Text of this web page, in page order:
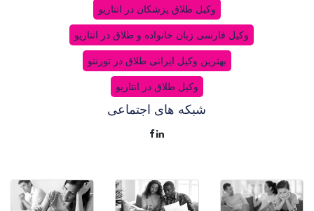
وکیل طلاق پزشکان در انتاریو
وکیل فارسی زبان خانواده و طلاق در انتاریو
بهترین وکیل ایرانی طلاق در تورنتو
وکیل طلاق در انتاریو
شبکه های اجتماعی